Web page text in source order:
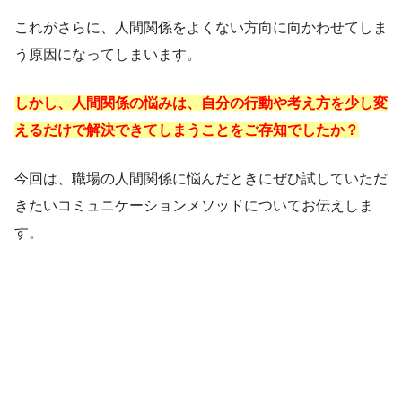
これがさらに、人間関係をよくない方向に向かわせてしま
う原因になってしまいます。
しかし、人間関係の悩みは、自分の行動や考え方を少し変
えるだけで解決できてしまうことをご存知でしたか？
今回は、職場の人間関係に悩んだときにぜひ試していただ
きたいコミュニケーションメソッドについてお伝えしま
す。